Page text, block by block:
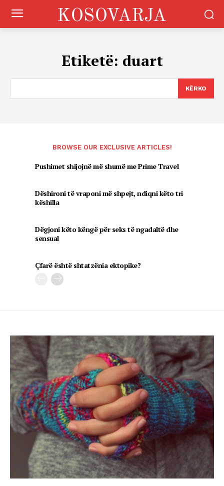
KOSOVARJA
Etiketë: duart
KËRKO
BROWSE OUR EXCLUSIVE ARTICLES!
Pushimet shijojnë më shumë me Prime Travel
Dëshironi të vraponi më shpejt, ndiqni këto tri
këshilla
Dëgjoni këto këngë për seks të ngadaltë dhe
sensual
Çfarë është shtatzënia ektopike?